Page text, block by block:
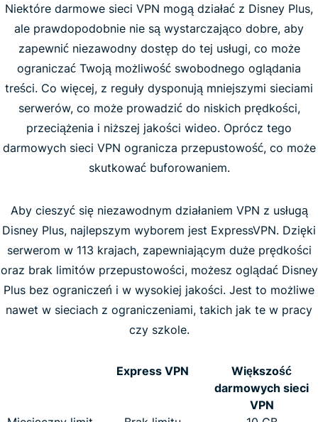
Niektóre darmowe sieci VPN mogą działać z Disney Plus,
ale prawdopodobnie nie są wystarczająco dobre, aby
zapewnić niezawodny dostęp do tej usługi, co może
ograniczać Twoją możliwość swobodnego oglądania
treści. Co więcej, z reguły dysponują mniejszymi sieciami
serwerów, co może prowadzić do niskich prędkości,
przeciążenia i niższej jakości wideo. Oprócz tego
darmowych sieci VPN ogranicza przepustowość, co może
skutkować buforowaniem.
Aby cieszyć się niezawodnym działaniem VPN z usługą
Disney Plus, najlepszym wyborem jest ExpressVPN. Dzięki
serwerom w 113 krajach, zapewniającym duże prędkości
oraz brak limitów przepustowości, możesz oglądać Disney
Plus bez ograniczeń i w wysokiej jakości. Jest to możliwe
nawet w sieciach z ograniczeniami, takich jak te w pracy
czy szkole.
Express VPN
Większość
darmowych sieci
VPN